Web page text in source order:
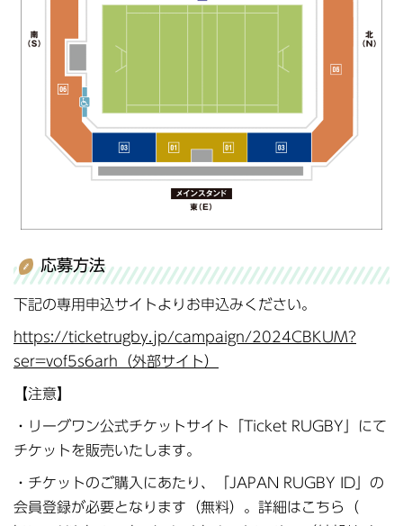
応募方法
下記の専用申込サイトよりお申込みください。
https://ticketrugby.jp/campaign/2024CBKUM?
ser=vof5s6arh（外部サイト）
【注意】
・リーグワン公式チケットサイト「Ticket RUGBY」にて
チケットを販売いたします。
・チケットのご購入にあたり、「JAPAN RUGBY ID」の
会員登録が必要となります（無料）。詳細はこちら（